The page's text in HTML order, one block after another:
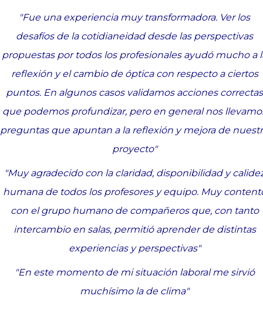
"Fue una experiencia muy transformadora. Ver los
desafíos de la cotidianeidad desde las perspectivas
propuestas por todos los profesionales ayudó mucho a
reflexión y el cambio de óptica con respecto a ciertos
puntos. En algunos casos validamos acciones correctas
que podemos profundizar, pero en general nos
preguntas que apuntan a la reflexión y mejora de
proyecto"
"Muy agradecido con la claridad, disponibilidad y
humana de todos los profesores y equipo. Muy
con el grupo humano de compañeros que, con tanto
intercambio en salas, permitió aprender de distintas
experiencias y perspectivas"
"En este momento de mi situación laboral me sirvió
muchísimo la de clima"